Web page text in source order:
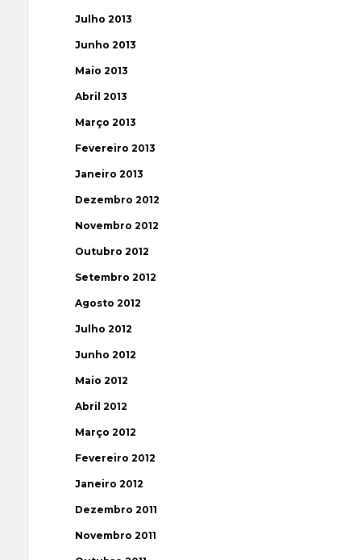
Julho 2013
Junho 2013
Maio 2013
Abril 2013
Março 2013
Fevereiro 2013
Janeiro 2013
Dezembro 2012
Novembro 2012
Outubro 2012
Setembro 2012
Agosto 2012
Julho 2012
Junho 2012
Maio 2012
Abril 2012
Março 2012
Fevereiro 2012
Janeiro 2012
Dezembro 2011
Novembro 2011